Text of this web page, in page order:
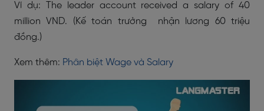
Ví dụ: The leader account received a salary of 40
million VND. (Kế toán trưởng nhận lương 60 triệu
đồng.)
Xem thêm: Phân biệt Wage và Salary